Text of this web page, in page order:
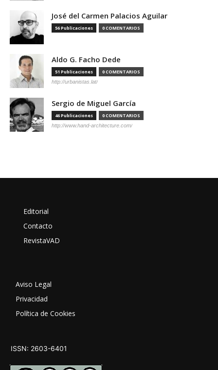
José del Carmen Palacios Aguilar
56 Publicaciones 0 COMENTARIOS
Aldo G. Facho Dede
51 Publicaciones 0 COMENTARIOS
http://urbanistas.lat/
Sergio de Miguel García
46 Publicaciones 0 COMENTARIOS
http://www.hand-architecture.com/
Editorial
Contacto
RevistaVAD
Aviso Legal
Privacidad
Política de Cookies
ISSN: 2603-6401